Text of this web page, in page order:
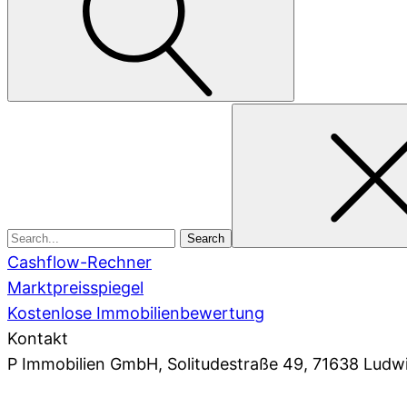
Cashflow-Rechner
Marktpreisspiegel
Kostenlose Immobilienbewertung
Kontakt
P Immobilien GmbH, Solitudestraße 49, 71638